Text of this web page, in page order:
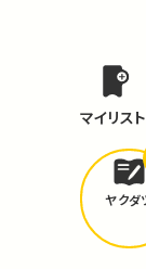
マイリスト
ヤクダ